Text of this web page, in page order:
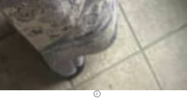
クイズ
地域
教育・育児
リサーチ